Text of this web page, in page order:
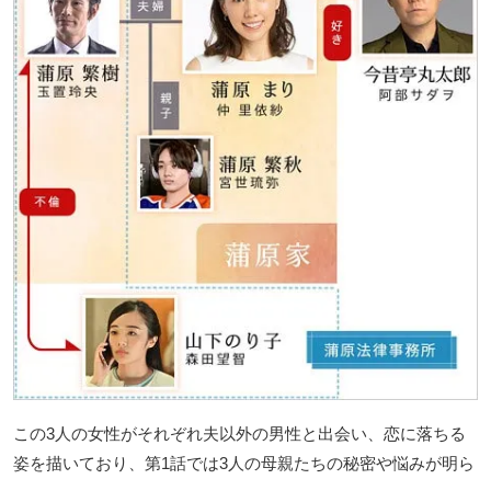
この3人の女性がそれぞれ夫以外の男性と出会い、恋に落ちる
姿を描いており、第1話では3人の母親たちの秘密や悩みが明ら